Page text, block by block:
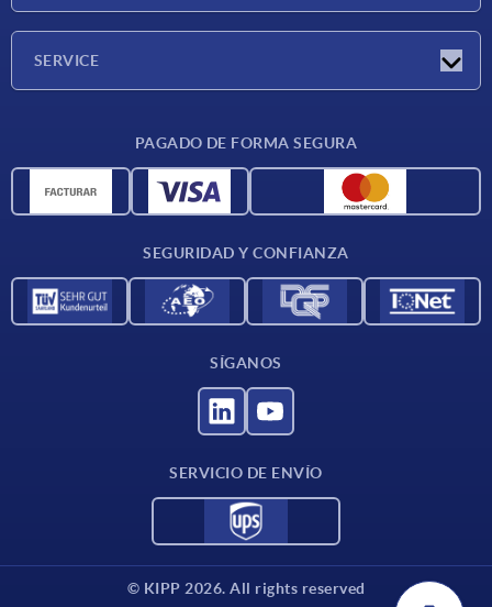
SERVICE
Materiales
PAGADO DE FORMA SEGURA
SEGURIDAD Y CONFIANZA
SÍGANOS
SERVICIO DE ENVÍO
© KIPP 2026. All rights reserved